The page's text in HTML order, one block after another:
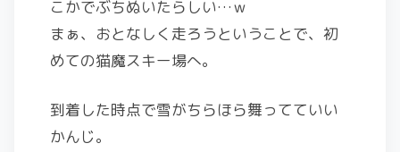
こかでぶちぬいたらしい…ｗ
まぁ、おとなしく走ろうということで、初
めての猫魔スキー場へ。
到着した時点で雪がちらほら舞ってていい
かんじ。